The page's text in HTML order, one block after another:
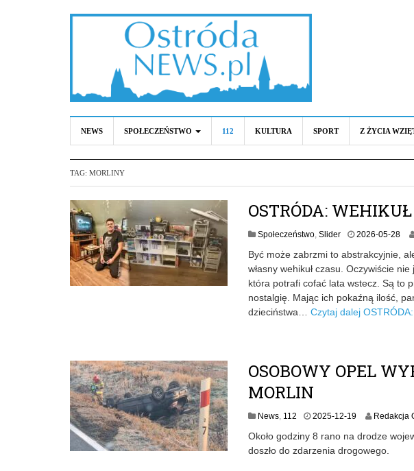
NEWS SPOŁECZEŃSTWO 112 KULTURA SPORT Z ŻYCIA
TAG: MORLINY
OSTRÓDA:
Społeczeństwo Slider 2026-05-282
2
6
-
0
5
Być może zabrzmi to abstrakcyjnie,
własny wehikuł czasu. Oczywiście
która potrafi cofać lata wstecz. Są to
nostalgię. Mając ich pokaźną ilość,
dzieciństwa… Czytaj dalej
OSOBOWY OPEL
MORLIN
News 112 2025-12-192
2
5
Redakcja
Około godziny 8 rano na drodze
doszło do zdarzenia drogowego.